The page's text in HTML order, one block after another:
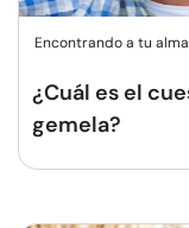
Encontrando a tu
¿Cuál es el
gemela?